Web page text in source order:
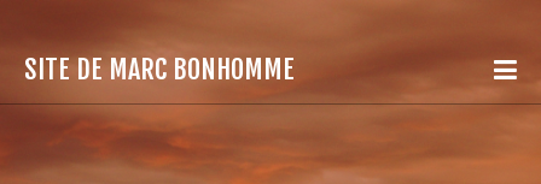
SITE DE MARC BONHOMME